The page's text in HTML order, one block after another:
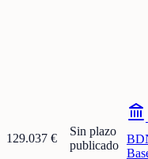
129.037 €
Sin plazo
publicado